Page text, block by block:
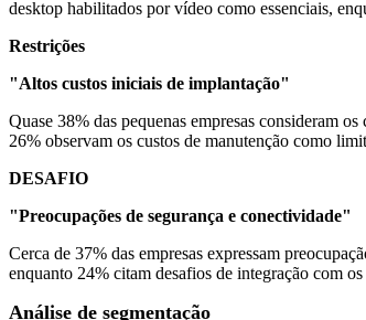
desktop habilitados por vídeo como essenciais,
Restrições
"Altos custos iniciais de implantação"
Quase 38% das pequenas empresas consideram
26% observam os custos de manutenção como
DESAFIO
"Preocupações de segurança e conectividade"
Cerca de 37% das empresas expressam
enquanto 24% citam desafios de integração com
Análise de segmentação